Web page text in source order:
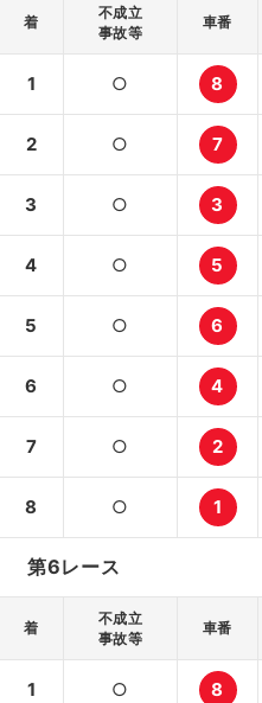
着
不成立
事故等
車番
1 ○ 8
2 ○ 7
3 ○ 3
4 ○ 5
5 ○ 6
6 ○ 4
7 ○ 2
8 ○ 1
第6レース
着
不成立
事故等
車番
1 ○ 8